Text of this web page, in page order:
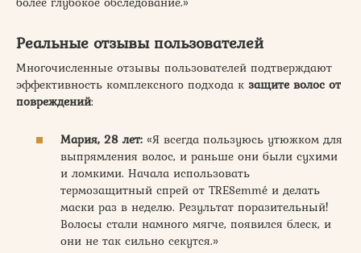
Реальные отзывы пользователей
Многочисленные отзывы пользователей подтверждают
эффективность комплексного подхода к защите волос от
повреждений:
Мария, 28 лет: «Я всегда пользуюсь утюжком для
выпрямления волос, и раньше они были сухими
и ломкими. Начала использовать
термозащитный спрей от TRESemmé и делать
маски раз в неделю. Результат поразительный!
Волосы стали намного мягче, появился блеск, и
они не так сильно секутся.»